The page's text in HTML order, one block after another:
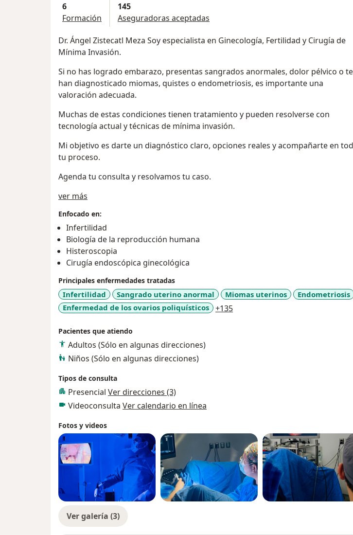
6
Formación
145
Aseguradoras aceptadas
Dr. Ángel Zistecatl Meza Soy especialista en Ginecología, Fertilidad y Cirugía de
Mínima Invasión.
Si no has logrado embarazo, presentas sangrados anormales, dolor pélvico o te
han diagnosticado miomas, quistes o endometriosis, es importante una
valoración adecuada.
Muchas de estas condiciones tienen tratamiento y pueden resolverse con
tecnología actual y técnicas de mínima invasión.
Mi objetivo es darte un diagnóstico claro, opciones reales y acompañarte en
tu proceso.
Agenda tu consulta y resolvamos tu caso.
ver más
Enfocado en:
Infertilidad
Biología de la reproducción humana
Histeroscopia
Cirugía endoscópica ginecológica
Principales enfermedades tratadas
Infertilidad Sangrado uterino anormal Miomas uterinos
Endometriosis
Enfermedad de los ovarios poliquísticos
+135a11y_sr_more_diseases
Pacientes que atiendo
Adultos (Sólo en algunas direcciones)
Niños (Sólo en algunas direcciones)
Tipos de consulta
Presencial Ver direcciones (3)
Videoconsulta Ver calendario en línea
Fotos y videos
Ver galería (3)